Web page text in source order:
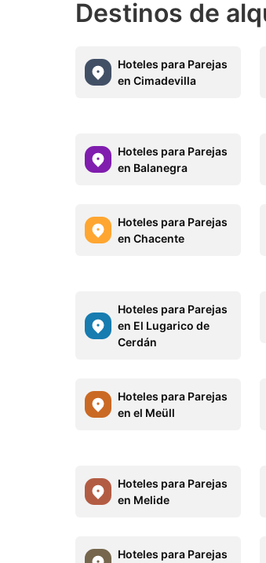
Destinos de
Hoteles para Parejas
en Cimadevilla
Hoteles para Parejas
en Balanegra
Hoteles para Parejas
en Chacente
Hoteles para Parejas
en El Lugarico de
Cerdán
Hoteles para Parejas
en el Meüll
Hoteles para Parejas
en Melide
Hoteles para Parejas